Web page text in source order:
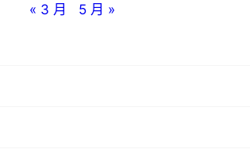
« 3 月
5 月 »